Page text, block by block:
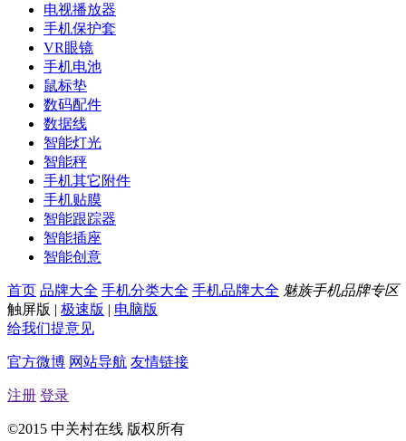
电视播放器
手机保护套
VR眼镜
手机电池
鼠标垫
数码配件
数据线
智能灯光
智能秤
手机其它附件
手机贴膜
智能跟踪器
智能插座
智能创意
首页 品牌大全 手机分类大全 手机品牌大全 魅族手机品牌专区
触屏版 | 极速版 | 电脑版
给我们提意见
官方微博 网站导航 友情链接
注册 登录
©2015 中关村在线 版权所有